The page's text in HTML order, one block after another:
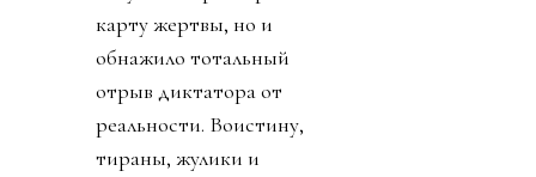
карту жертвы, но и
обнажило тотальный
отрыв диктатора от
реальности. Воистину,
тираны, жулики и